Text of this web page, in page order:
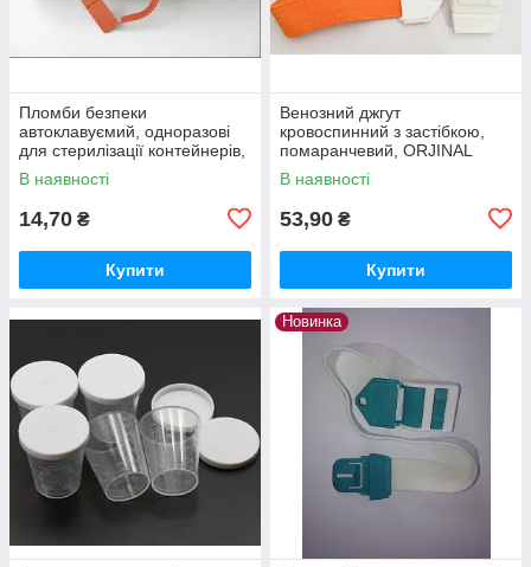
Пломби безпеки
автоклавуємий, одноразові
для стерилізації контейнерів,
ORJINAL MEDIKAL,
Туреччина
В наявності
14,70 ₴
Купити
Венозний джгут
кровоспинний з застібкою,
помаранчевий, ORJINAL
MEDIKAL, Туреччина
В наявності
53,90 ₴
Купити
Новинка